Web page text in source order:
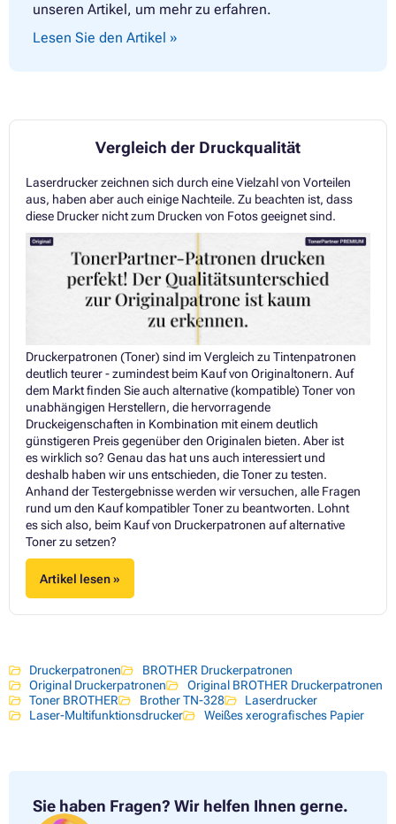
unseren Artikel, um mehr zu erfahren.
Lesen Sie den Artikel »
Vergleich der Druckqualität
Laserdrucker zeichnen sich durch eine Vielzahl von Vorteilen
aus, haben aber auch einige Nachteile. Zu beachten ist, dass
diese Drucker nicht zum Drucken von Fotos geeignet sind.
Druckerpatronen (Toner) sind im Vergleich zu Tintenpatronen
deutlich teurer - zumindest beim Kauf von Originaltonern. Auf
dem Markt finden Sie auch alternative (kompatible) Toner von
unabhängigen Herstellern, die hervorragende
Druckeigenschaften in Kombination mit einem deutlich
günstigeren Preis gegenüber den Originalen bieten. Aber ist
es wirklich so? Genau das hat uns auch interessiert und
deshalb haben wir uns entschieden, die Toner zu testen.
Anhand der Testergebnisse werden wir versuchen, alle Fragen
rund um den Kauf kompatibler Toner zu beantworten. Lohnt
es sich also, beim Kauf von Druckerpatronen auf alternative
Toner zu setzen?
Artikel lesen »
Druckerpatronen
BROTHER Druckerpatronen
Original Druckerpatronen
Original BROTHER Druckerpatronen
Toner BROTHER
Brother TN-328
Laserdrucker
Laser-Multifunktionsdrucker
Weißes xerografisches Papier
Sie haben Fragen? Wir helfen Ihnen gerne.